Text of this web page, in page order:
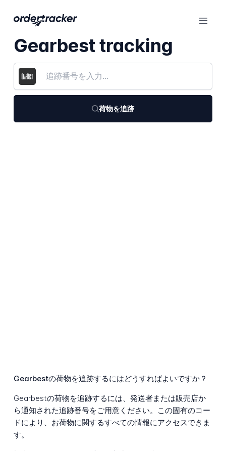
Gearbest tracking
荷物を追跡
Gearbestの荷物を追跡するにはどうすればよいですか？
Gearbestの荷物を追跡するには、発送者または販売店か
ら通知された追跡番号をご用意ください。この固有のコー
ドにより、お荷物に関するすべての情報にアクセスできま
す。